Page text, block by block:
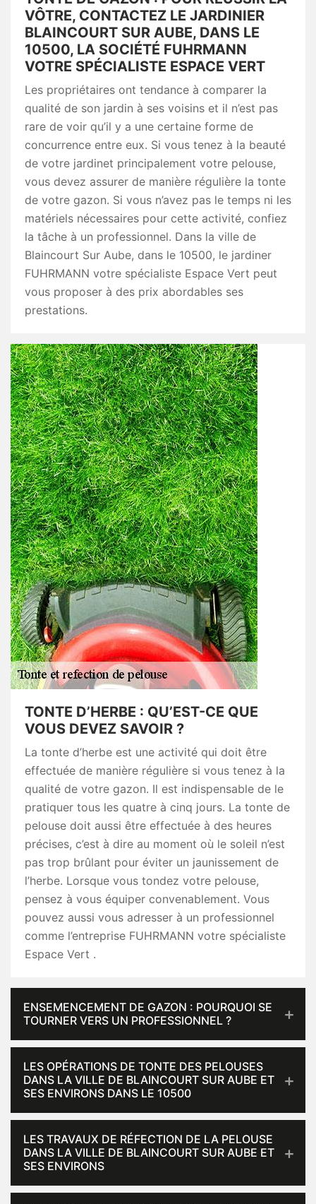
VÔTRE, CONTACTEZ LE JARDINIER
BLAINCOURT SUR AUBE, DANS LE
10500, LA SOCIÉTÉ FUHRMANN
VOTRE SPÉCIALISTE ESPACE VERT
Les propriétaires ont tendance à comparer la
qualité de son jardin à ses voisins et il n’est pas
rare de voir qu’il y a une certaine forme de
concurrence entre eux. Si vous tenez à la beauté
de votre jardinet principalement votre pelouse,
vous devez assurer de manière régulière la tonte
de votre gazon. Si vous n’avez pas le temps ni les
matériels nécessaires pour cette activité, confiez
la tâche à un professionnel. Dans la ville de
Blaincourt Sur Aube, dans le 10500, le jardiner
FUHRMANN votre spécialiste Espace Vert peut
vous proposer à des prix abordables ses
prestations.
TONTE D’HERBE : QU’EST-CE QUE
VOUS DEVEZ SAVOIR ?
La tonte d’herbe est une activité qui doit être
effectuée de manière régulière si vous tenez à la
qualité de votre gazon. Il est indispensable de le
pratiquer tous les quatre à cinq jours. La tonte de
pelouse doit aussi être effectuée à des heures
précises, c’est à dire au moment où le soleil n’est
pas trop brûlant pour éviter un jaunissement de
l’herbe. Lorsque vous tondez votre pelouse,
pensez à vous équiper convenablement. Vous
pouvez aussi vous adresser à un professionnel
comme l’entreprise FUHRMANN votre spécialiste
Espace Vert .
ENSEMENCEMENT DE GAZON : POURQUOI SE
TOURNER VERS UN PROFESSIONNEL ?
LES OPÉRATIONS DE TONTE DES PELOUSES
DANS LA VILLE DE BLAINCOURT SUR AUBE ET
SES ENVIRONS DANS LE 10500
LES TRAVAUX DE RÉFECTION DE LA PELOUSE
DANS LA VILLE DE BLAINCOURT SUR AUBE ET
SES ENVIRONS